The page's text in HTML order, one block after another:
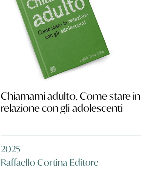
Chiamami adulto. Come stare in
relazione con gli adolescenti
2025
Raffaello Cortina Editore